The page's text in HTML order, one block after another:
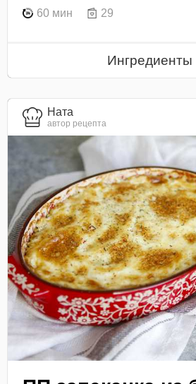
60 мин 29
Ингредиенты
Ната
автор рецепта